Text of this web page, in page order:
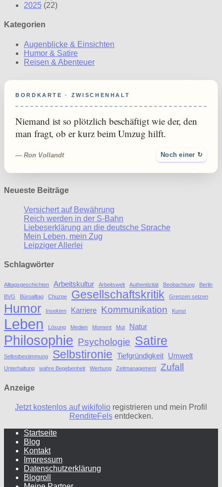
2025 (22)
Kategorien
Augenblicke & Einsichten
Humor & Satire
Reisen & Abenteuer
BORDKARTE · ZWISCHENHALT
Niemand ist so plötzlich beschäftigt wie der, den
man fragt, ob er kurz beim Umzug hilft.
— Ron Vollandt Noch einer ↻
Neueste Beiträge
Versichert auf Bewährung
Reich werden in der S-Bahn
Liebeserklärung an die deutsche Sprache
Mein Leben, mein Zug
Leipziger Allerlei
Schlagwörter
Alltagsgeschichten Arbeitskultur Arbeitswelt Authentizität Beobachtung
Berlin
BVG
Büroalltag Chuzpe Gesellschaftskritik Grenzen setzen
Humor Insekten Karriere Kommunikation Kunst
Leben Lösung Medien Moment Mut Natur
Philosophie Psychologie Satire
Selbstbestimmung Selbstironie Tiefgründigkeit Umwelt
Unterhaltung wahre Begebenheit Werbung Zeitmanagement Zufall
Anzeige
Jetzt kostenlos auf wikifolio registrieren und mein Profil
RenditeFelsentdecken.
Startseite
Blog
Kontakt
Impressum
Datenschutzerklärung
Blogroll